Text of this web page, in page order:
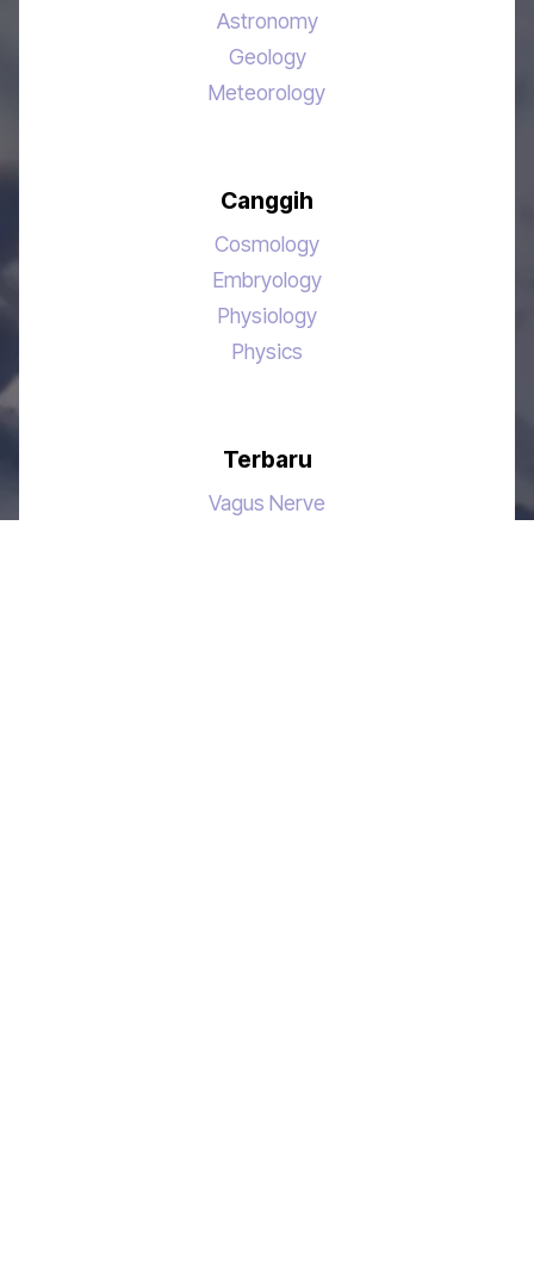
Astronomy
Geology
Meteorology
Canggih
Cosmology
Embryology
Physiology
Physics
Terbaru
Vagus Nerve